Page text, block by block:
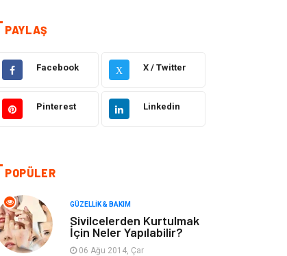
Moda
Yazılım
Giyim
Yeme & İçme Gıda
Keyif & Hobi Organizasyon
PAYLAŞ
Facebook X X / Twitter
Pinterest Linkedin
POPÜLER
GÜZELLIK & BAKIM
Sivilcelerden Kurtulmak
İçin Neler Yapılabilir?
06 Ağu 2014, Çar